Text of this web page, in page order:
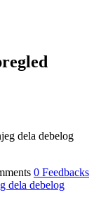
dela debelog
0 Feedbacks
dela debelog